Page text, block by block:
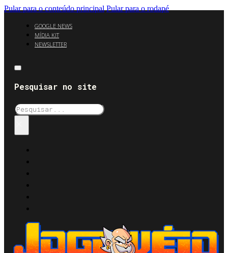
Pular para o conteúdo principal Pular para o rodapé
GOOGLE NEWS
MÍDIA KIT
NEWSLETTER
Pesquisar no site
Pesquisar